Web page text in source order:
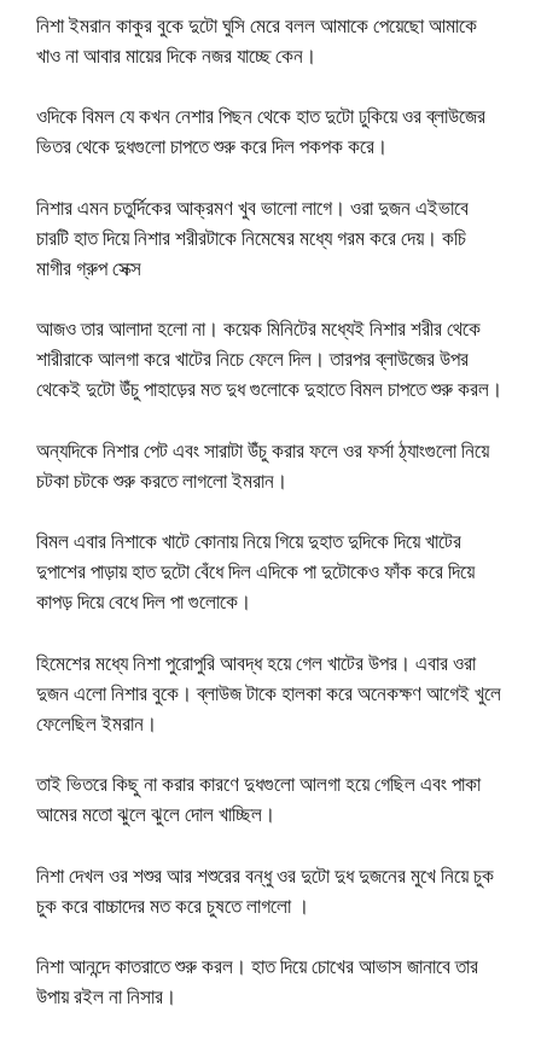
নিশা ইমরান কাকুর বুকে দুটো ঘুসি মেরে বলল আমাকে পেয়েছো আমাকে
খাও না আবার মায়ের দিকে নজর যাচ্ছে কেন।
ওদিকে বিমল যে কখন নেশার পিছন থেকে হাত দুটো ঢুকিয়ে ওর ব্লাউজের
ভিতর থেকে দুধগুলো চাপতে শুরু করে দিল পকপক করে।
নিশার এমন চতুর্দিকের আক্রমণ খুব ভালো লাগে। ওরা দুজন এইভাবে
চারটি হাত দিয়ে নিশার শরীরটাকে নিমেষের মধ্যে গরম করে দেয়। কচি
মাগীর গ্রুপ সেক্স
আজও তার আলাদা হলো না। কয়েক মিনিটের মধ্যেই নিশার শরীর থেকে
শারীরাকে আলগা করে খাটের নিচে ফেলে দিল। তারপর ব্লাউজের উপর
থেকেই দুটো উঁচু পাহাড়ের মত দুধ গুলোকে দুহাতে বিমল চাপতে শুরু করল।
অন্যদিকে নিশার পেট এবং সারাটা উঁচু করার ফলে ওর ফর্সা ঠ্যাংগুলো নিয়ে
চটকা চটকে শুরু করতে লাগলো ইমরান।
বিমল এবার নিশাকে খাটে কোনায় নিয়ে গিয়ে দুহাত দুদিকে দিয়ে খাটের
দুপাশের পাড়ায় হাত দুটো বেঁধে দিল এদিকে পা দুটোকেও ফাঁক করে দিয়ে
কাপড় দিয়ে বেধে দিল পা গুলোকে।
হিমেশের মধ্যে নিশা পুরোপুরি আবদ্ধ হয়ে গেল খাটের উপর। এবার ওরা
দুজন এলো নিশার বুকে। ব্লাউজ টাকে হালকা করে অনেকক্ষণ আগেই খুলে
ফেলেছিল ইমরান।
তাই ভিতরে কিছু না করার কারণে দুধগুলো আলগা হয়ে গেছিল এবং পাকা
আমের মতো ঝুলে ঝুলে দোল খাচ্ছিল।
নিশা দেখল ওর শশুর আর শশুরের বন্ধু ওর দুটো দুধ দুজনের মুখে নিয়ে চুক
চুক করে বাচ্চাদের মত করে চুষতে লাগলো ।
নিশা আনন্দে কাতরাতে শুরু করল। হাত দিয়ে চোখের আভাস জানাবে তার
উপায় রইল না নিসার।